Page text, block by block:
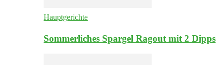
Hauptgerichte
Sommerliches Spargel Ragout mit 2 Dipps